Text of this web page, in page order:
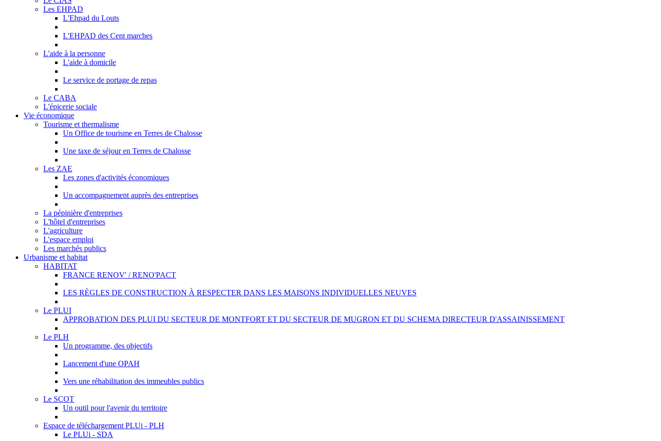
Les EHPAD
L'Ehpad du Louts
L'EHPAD des Cent marches
L'aide à la personne
L'aide à domicile
Le service de portage de repas
Le CABA
L'épicerie sociale
Vie économique
Tourisme et thermalisme
Un Office de tourisme en Terres de Chalosse
Une taxe de séjour en Terres de Chalosse
Les ZAE
Les zones d'activités économiques
Un accompagnement auprès des entreprises
La pépinière d'entreprises
L'hôtel d'entreprises
L'agriculture
L'espace emploi
Les marchés publics
Urbanisme et habitat
HABITAT
FRANCE RENOV' / RENO'PACT
LES RÈGLES DE CONSTRUCTION À RESPECTER DANS LES MAISONS INDIVIDUELLES NEUVES
Le PLUI
APPROBATION DES PLUI DU SECTEUR DE MONTFORT ET DU SECTEUR DE MUGRON ET DU SCHEMA DIRECTEUR D'ASSAINISSEMENT
Le PLH
Un programme, des objectifs
Lancement d'une OPAH
Vers une réhabilitation des immeubles publics
Le SCOT
Un outil pour l'avenir du territoire
Espace de téléchargement PLUi - PLH
Le PLUi - SDA